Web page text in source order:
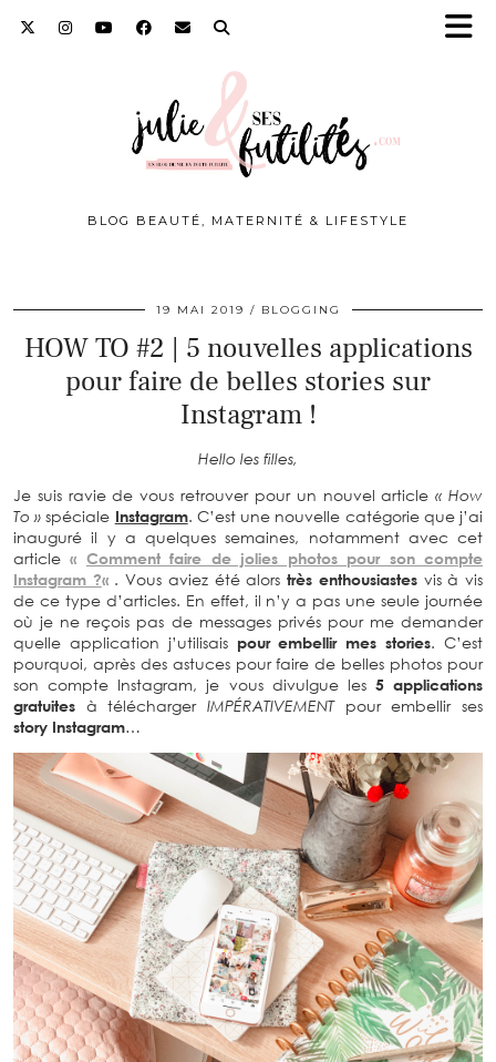
BLOG BEAUTÉ, MATERNITÉ & LIFESTYLE
19 MAI 2019 BLOGGING
HOW TO #2 | 5 nouvelles applications
pour faire de belles stories sur
Instagram !
Hello les filles,
Je suis ravie de vous retrouver pour un nouvel article« How
To » spéciale Instagram. C’est une nouvelle catégorie que j’ai
inauguré il y a quelques semaines, notamment avec cet
article« Comment faire de jolies photos pour son compte
Instagram ?« . Vous aviez été alorstrès enthousiastesvis à vis
de ce type d’articles. En effet, il n’y a pas une seule journée
où je ne reçois pas de messages privés pour me demander
quelle application j’utilisais pour embellir mes stories. C’est
pourquoi, après des astuces pour faire de belles photos pour
son compte Instagram, je vous divulgue les 5 applications
gratuites à télécharger IMPÉRATIVEMENTpour embellir ses
story Instagram…